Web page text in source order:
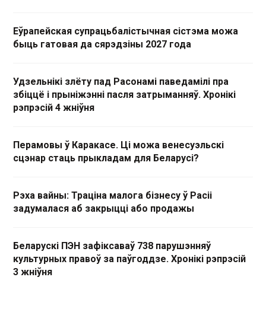
Еўрапейская супрацьбалістычная сістэма можа
быць гатовая да сярэдзіны 2027 года
Удзельнікі злёту пад Расонамі паведамілі пра
збіццё і прыніжэнні пасля затрыманняў. Хронікі
рэпрэсій 4 жніўня
Перамовы ў Каракасе. Ці можа венесуэльскі
сцэнар стаць прыкладам для Беларусі?
Рэха вайны: Траціна малога бізнесу ў Расіі
задумалася аб закрыцці або продажы
Беларускі ПЭН зафіксаваў 738 парушэнняў
культурных правоў за паўгоддзе. Хронікі рэпрэсій
3 жніўня